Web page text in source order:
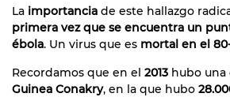
La importancia de este hallazgo
primera vez que se encuentra un
ébola. Un virus que es mortal en el
Recordamos que en el 2013 hubo
Guinea Conakry, en la que hubo